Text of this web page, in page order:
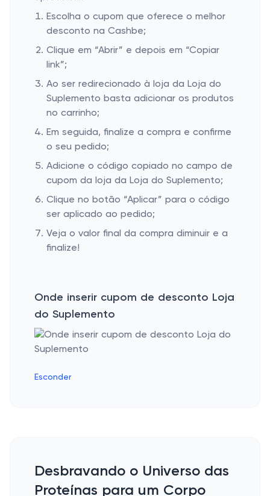
Escolha o cupom que oferece o melhor
desconto na Cashbe;
Clique em “Abrir” e depois em “Copiar
link”;
Ao ser redirecionado à loja da Loja do
Suplemento basta adicionar os produtos
no carrinho;
Em seguida, finalize a compra e confirme
o seu pedido;
Adicione o código copiado no campo de
cupom da loja da Loja do Suplemento;
Clique no botão “Aplicar” para o código
ser aplicado ao pedido;
Veja o valor final da compra diminuir e a
finalize!
Onde inserir cupom de desconto Loja
do Suplemento
Esconder
Desbravando o Universo das
Proteínas para um Corpo